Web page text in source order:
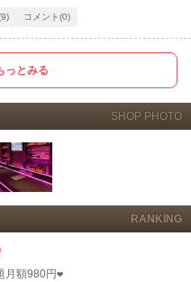
コメント(0)
っとみる
SHOP PHOTO
RANKING
月額980円❤️